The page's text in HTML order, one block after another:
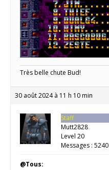
Très belle chute Bud!
30 août 2024 à 11 h 10 min
Staff
Mutt2828
Level 20
Messages : 5240
@Tous: